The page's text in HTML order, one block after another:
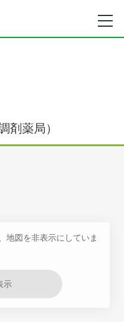
剤薬局）
地図を非表示にしていま
示